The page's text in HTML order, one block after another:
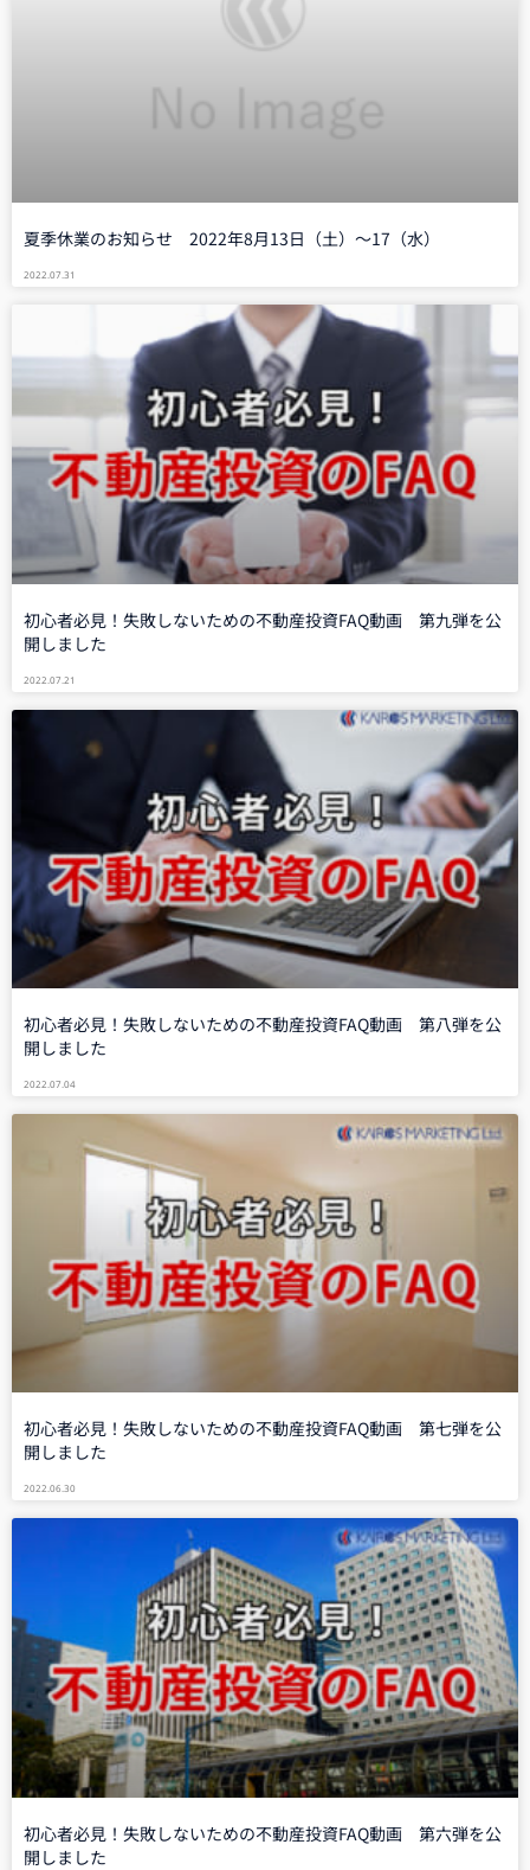
夏季休業のお知らせ 2022年8月13日（土）〜17（水）
2022.07.31
初心者必見！失敗しないための不動産投資FAQ動画 第九弾を公
開しました
2022.07.21
初心者必見！失敗しないための不動産投資FAQ動画 第八弾を公
開しました
2022.07.04
初心者必見！失敗しないための不動産投資FAQ動画 第七弾を公
開しました
2022.06.30
初心者必見！失敗しないための不動産投資FAQ動画 第六弾を公
開しました